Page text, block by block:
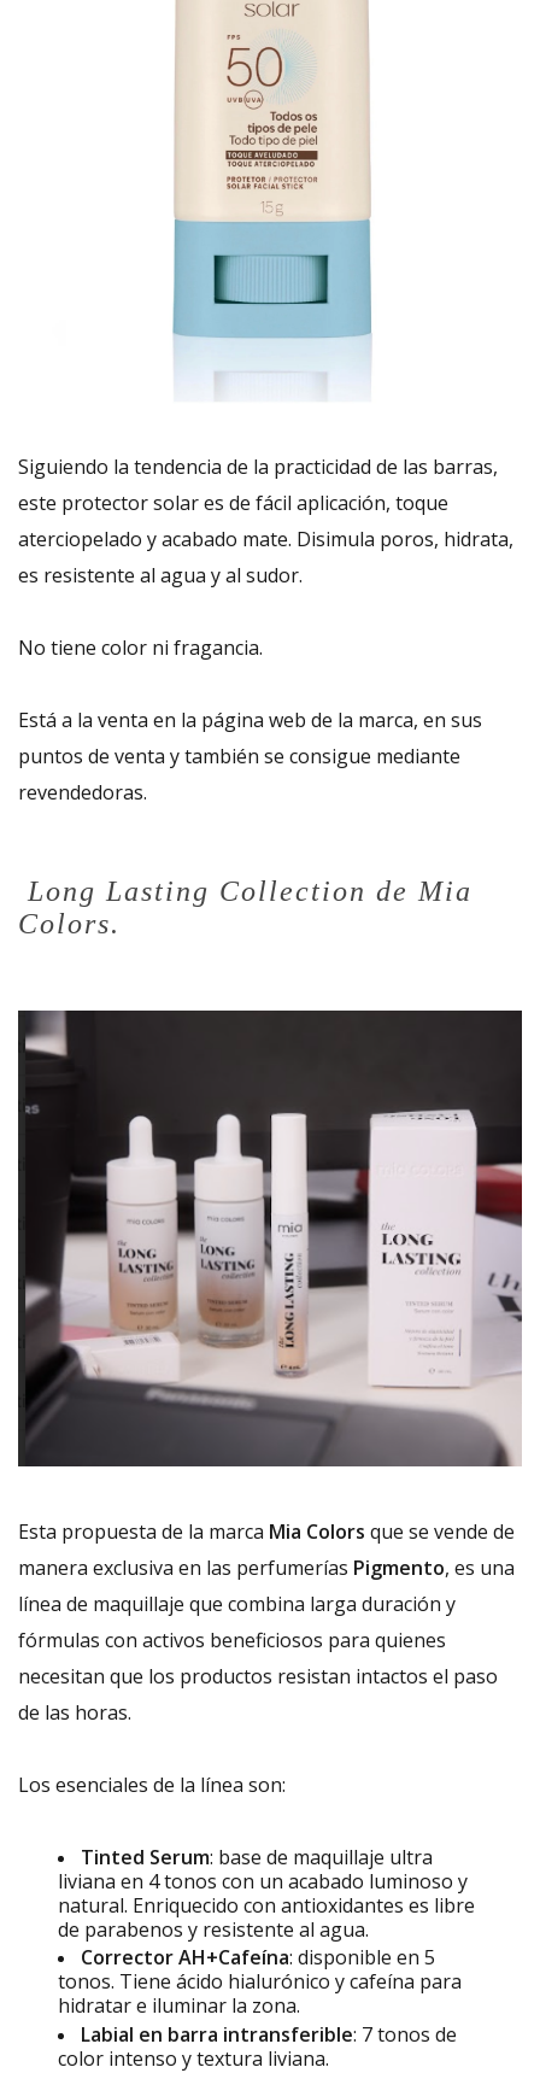
Siguiendo la tendencia de la practicidad de las barras,
este protector solar es de fácil aplicación, toque
aterciopelado y acabado mate. Disimula poros, hidrata,
es resistente al agua y al sudor.
No tiene color ni fragancia.
Está a la venta en la página web de la marca, en sus
puntos de venta y también se consigue mediante
revendedoras.
Long Lasting Collection de Mia
Colors.
Esta propuesta de la marca Mia Colors que se vende de
manera exclusiva en las perfumerías Pigmento, es una
línea de maquillaje que combina larga duración y
fórmulas con activos beneficiosos para quienes
necesitan que los productos resistan intactos el paso
de las horas.
Los esenciales de la línea son:
Tinted Serum: base de maquillaje ultra
liviana en 4 tonos con un acabado luminoso y
natural. Enriquecido con antioxidantes es libre
de parabenos y resistente al agua.
Corrector AH+Cafeína: disponible en 5
tonos. Tiene ácido hialurónico y cafeína para
hidratar e iluminar la zona.
Labial en barra intransferible: 7 tonos de
color intenso y textura liviana.